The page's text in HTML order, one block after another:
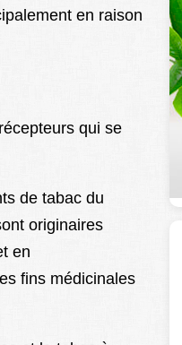
en raison
qui se
de tabac du
originaires
en
fins médicinales